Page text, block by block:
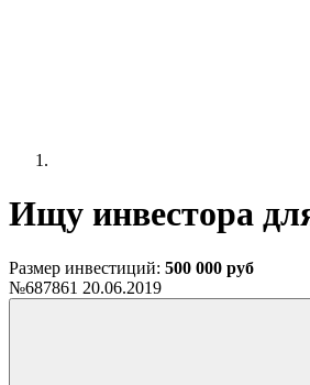
Ищу инвестора
Размер инвестиций: 500 000 руб
№687861 20.06.2019